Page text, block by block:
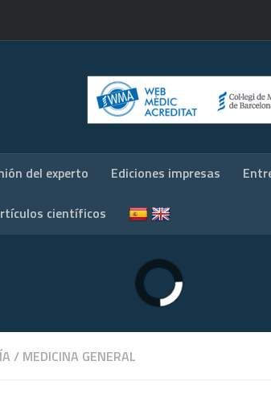
del experto Ediciones impresas
científicos
/ MEDICINA GENERAL